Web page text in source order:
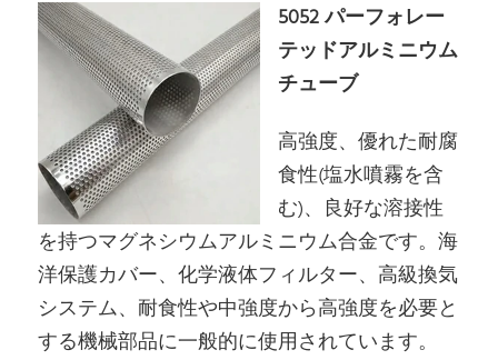
5052 パーフォレー
テッドアルミニウム
チューブ
高強度、優れた耐腐
食性(塩水噴霧を含
む)、良好な溶接性
を持つマグネシウムアルミニウム合金です。海
洋保護カバー、化学液体フィルター、高級換気
システム、耐食性や中強度から高強度を必要と
する機械部品に一般的に使用されています。